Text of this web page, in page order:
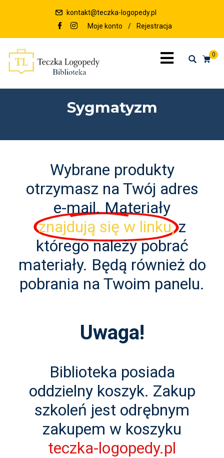
kontakt@teczka-logopedy.pl
Moje konto
/ Rejestracja
0
Sygmatyzm
Wybrane produkty
otrzymasz na Twój adres
e-mail. Materiały
znajdują się w linku, z
którego należy pobrać
materiały. Będą również do
pobrania na Twoim panelu.
Uwaga!
Biblioteka posiada
oddzielny koszyk. Zakup
szkoleń jest odrębnym
zakupem w koszyku
teczka-logopedy.pl